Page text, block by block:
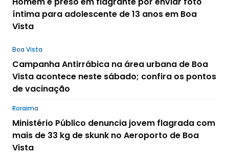
íntima para adolescente de 13 anos em Boa
Vista
Boa Vista
Campanha Antirrábica na área urbana de Boa
Vista acontece neste sábado; confira os pontos
de vacinação
Roraima
Ministério Público denuncia jovem flagrada com
mais de 33 kg de skunk no Aeroporto de Boa
Vista